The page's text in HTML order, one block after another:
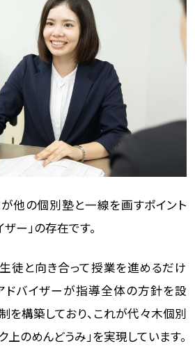
他の個別塾と一線を画すポイント
ー」の存在です。
徒と向き合って授業を進めるだけ
ドバイザーが指導全体の方針を設
を構築しており、これが代々木個別
上のめんどうみ」を実現しています。